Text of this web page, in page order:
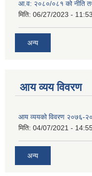
आ.व: २०८०/०८१ को नीति
मिति: 06/27/2023 - 11:53
अन्य
आय व्यय विवरण
आय व्ययको विवरण २०७६-
मिति: 04/07/2021 -
अन्य